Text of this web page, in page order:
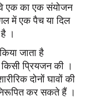
एक का एक संयोजन
में एक पैच या दिल
।
जाता है
प्रियजन की ।
दोनों घावों की
कर सकते हैं ।